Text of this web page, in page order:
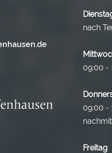
nach
09:00 -
09:00
Freitag